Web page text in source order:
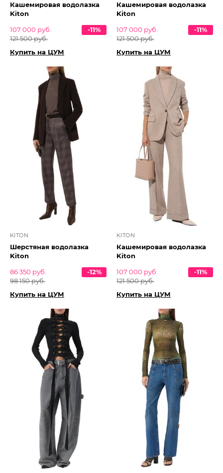
Кашемировая водолазка
Kiton
107 000 руб.
121 500 руб.
-11%
Купить на ЦУМ
Кашемировая водолазка
Kiton
107 000 руб.
121 500 руб.
-11%
Купить на ЦУМ
KITON
Шерстяная водолазка
Kiton
86 350 руб.
98 150 руб.
-12%
Купить на ЦУМ
KITON
Кашемировая водолазка
Kiton
107 000 руб.
121 500 руб.
-11%
Купить на ЦУМ